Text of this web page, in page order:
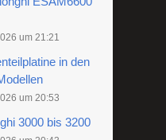
um 21:21
in den
um 20:53
3000 bis 3200